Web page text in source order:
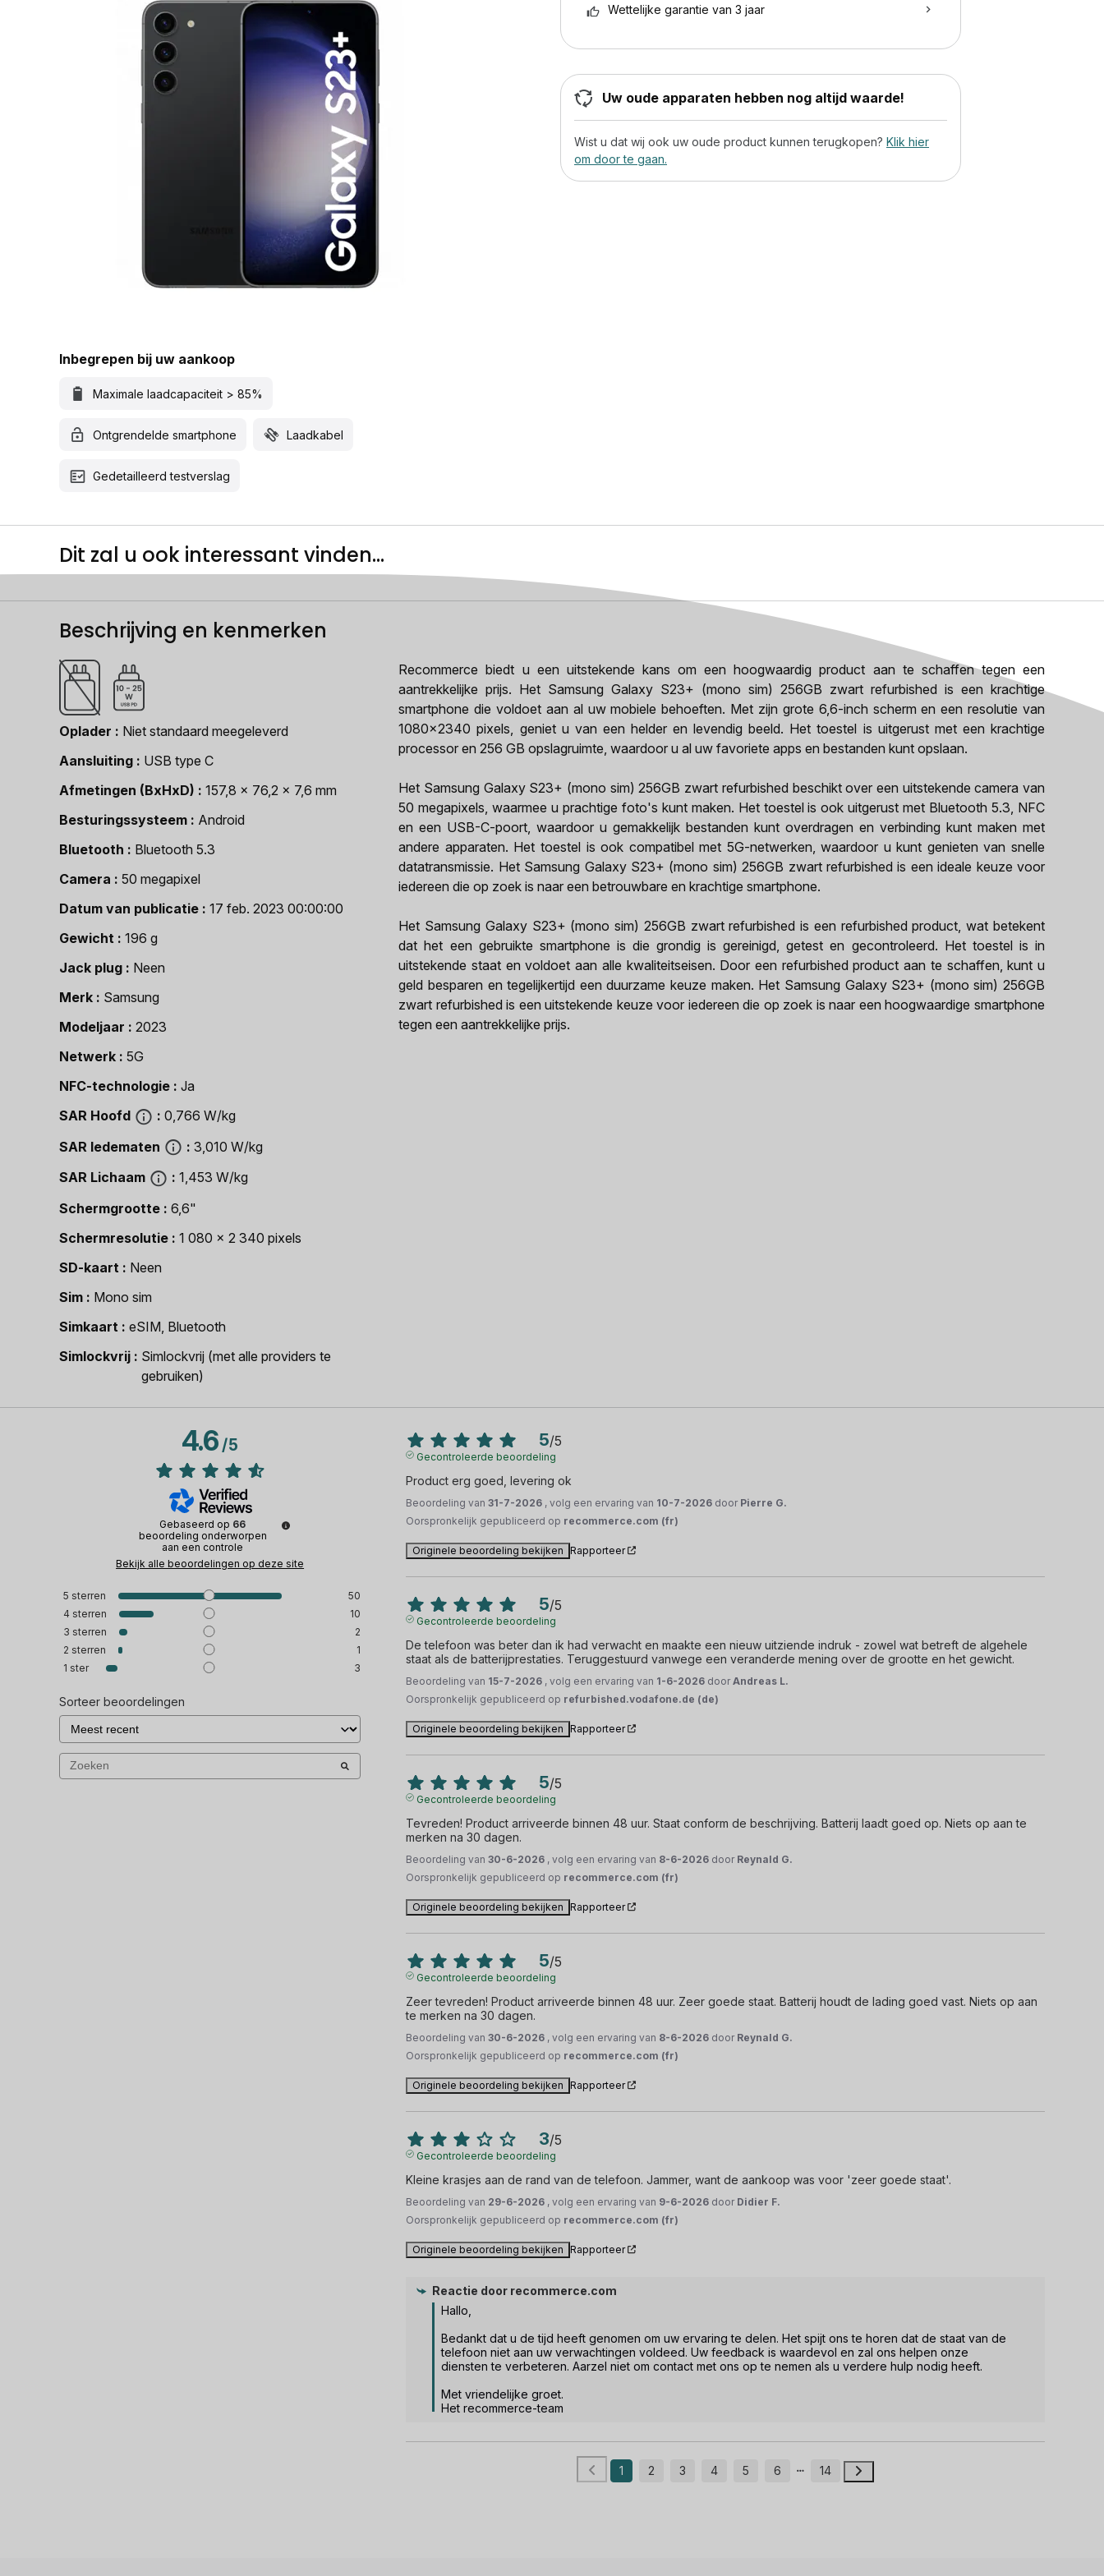
Inbegrepen bij uw aankoop
Maximale laadcapaciteit > 85%
Ontgrendelde smartphone Laadkabel
Gedetailleerd testverslag
Wettelijke garantie van 3 jaar
Uw oude apparaten hebben nog altijd waarde!
Wist u dat wij ook uw oude product kunnen terugkopen? Klik hier
om door te gaan.
Dit zal u ook interessant vinden...
Beschrijving en kenmerken
Oplader
Niet standaard meegeleverd
Aansluiting
USB type C
Afmetingen (BxHxD)
157,8 x 76,2 x 7,6 mm
Besturingssysteem
Android
Bluetooth
Bluetooth 5.3
Camera
50 megapixel
Datum van publicatie
17 feb. 2023 00:00:00
Gewicht
196 g
Jack plug
Neen
Merk
Samsung
Modeljaar
2023
Netwerk
5G
NFC-technologie
Ja
SAR Hoofd
0,766 W/kg
SAR ledematen
3,010 W/kg
SAR Lichaam
1,453 W/kg
Schermgrootte
6,6"
Schermresolutie
1 080 x 2 340 pixels
SD-kaart
Neen
Sim
Mono sim
Simkaart
eSIM, Bluetooth
Simlockvrij
Simlockvrij (met alle providers te
gebruiken)
Recommerce biedt u een uitstekende kans om een hoogwaardig product aan te schaffen tegen een
aantrekkelijke prijs. Het Samsung Galaxy S23+ (mono sim) 256GB zwart refurbished is een krachtige
smartphone die voldoet aan al uw mobiele behoeften. Met zijn grote 6,6-inch scherm en een resolutie van
1080x2340 pixels, geniet u van een helder en levendig beeld. Het toestel is uitgerust met een krachtige
processor en 256 GB opslagruimte, waardoor u al uw favoriete apps en bestanden kunt opslaan.
Het Samsung Galaxy S23+ (mono sim) 256GB zwart refurbished beschikt over een uitstekende camera van
50 megapixels, waarmee u prachtige foto's kunt maken. Het toestel is ook uitgerust met Bluetooth 5.3, NFC
en een USB-C-poort, waardoor u gemakkelijk bestanden kunt overdragen en verbinding kunt maken met
andere apparaten. Het toestel is ook compatibel met 5G-netwerken, waardoor u kunt genieten van snelle
datatransmissie. Het Samsung Galaxy S23+ (mono sim) 256GB zwart refurbished is een ideale keuze voor
iedereen die op zoek is naar een betrouwbare en krachtige smartphone.
Het Samsung Galaxy S23+ (mono sim) 256GB zwart refurbished is een refurbished product, wat betekent
dat het een gebruikte smartphone is die grondig is gereinigd, getest en gecontroleerd. Het toestel is in
uitstekende staat en voldoet aan alle kwaliteitseisen. Door een refurbished product aan te schaffen, kunt u
geld besparen en tegelijkertijd een duurzame keuze maken. Het Samsung Galaxy S23+ (mono sim) 256GB
zwart refurbished is een uitstekende keuze voor iedereen die op zoek is naar een hoogwaardige smartphone
tegen een aantrekkelijke prijs.
4.6/5
Gebaseerd op 66
beoordeling onderworpen
aan een controle
Bekijk alle beoordelingen op deze site
5 sterren
50
4 sterren
10
3 sterren
2
2 sterren
1
1 ster 3
Sorteer beoordelingen
5/5
Gecontroleerde beoordeling
Product erg goed, levering ok
Beoordeling van31-7-2026 , volg een ervaring van 10-7-2026 door Pierre G.
Oorspronkelijk gepubliceerd op recommerce.com (fr)
Originele beoordeling bekijken Rapporteer
5/5
Gecontroleerde beoordeling
De telefoon was beter dan ik had verwacht en maakte een nieuw uitziende indruk - zowel wat betreft de algehele
staat als de batterijprestaties. Teruggestuurd vanwege een veranderde mening over de grootte en het gewicht.
Beoordeling van 15-7-2026 , volg een ervaring van 1-6-2026 doorAndreas L.
Oorspronkelijk gepubliceerd op refurbished.vodafone.de (de)
Originele beoordeling bekijken Rapporteer
5/5
Gecontroleerde beoordeling
Tevreden! Product arriveerde binnen 48 uur. Staat conform de beschrijving. Batterij laadt goed op. Niets op aan te
merken na 30 dagen.
Beoordeling van30-6-2026 , volg een ervaring van 8-6-2026 door Reynald G.
Oorspronkelijk gepubliceerd op recommerce.com (fr)
Originele beoordeling bekijken Rapporteer
5/5
Gecontroleerde beoordeling
Zeer tevreden! Product arriveerde binnen 48 uur. Zeer goede staat. Batterij houdt de lading goed vast. Niets op aan
te merken na 30 dagen.
Beoordeling van30-6-2026 , volg een ervaring van 8-6-2026 door Reynald G.
Oorspronkelijk gepubliceerd op recommerce.com (fr)
Originele beoordeling bekijken Rapporteer
3/5
Gecontroleerde beoordeling
Kleine krasjes aan de rand van de telefoon. Jammer, want de aankoop was voor 'zeer goede staat'.
Beoordeling van 29-6-2026 , volg een ervaring van 9-6-2026 door Didier F.
Oorspronkelijk gepubliceerd op recommerce.com (fr)
Originele beoordeling bekijken Rapporteer
Reactie door recommerce.com
Hallo,
Bedankt dat u de tijd heeft genomen om uw ervaring te delen. Het spijt ons te horen dat de staat van de
telefoon niet aan uw verwachtingen voldeed. Uw feedback is waardevol en zal ons helpen onze
diensten te verbeteren. Aarzel niet om contact met ons op te nemen als u verdere hulp nodig heeft.
Met vriendelijke groet.
Het recommerce-team
1 2 3 4 5 6 14